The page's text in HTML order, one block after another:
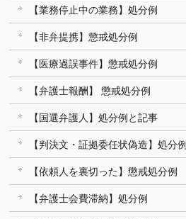
【業務停止中の業務】処分例
【非弁提携】懲戒処分例
【医療過誤事件】懲戒処分例
【弁護士報酬】 懲戒処分例
【国選弁護人】処分例と記事
【判決文・証拠委任状偽造】処分例
【依頼人を裏切った】懲戒処分例
【弁護士会費滞納】処分例